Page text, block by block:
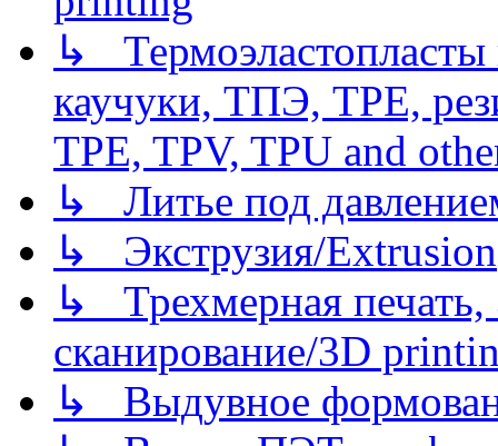
↳
каучуки, ТПЭ, TPE,
TPE, TPV, TPU and
↳ Литье под
↳ Экструзия/Extrusion
↳ Трехмерная
сканирование/3D
↳ Выдувное